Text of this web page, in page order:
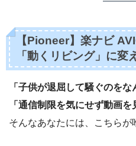
【Pioneer】楽ナビ
「動くリビング」に変
「子供が退屈して騒ぐのをな
「通信制限を気にせず動画を
そんなあなたには、こちらが